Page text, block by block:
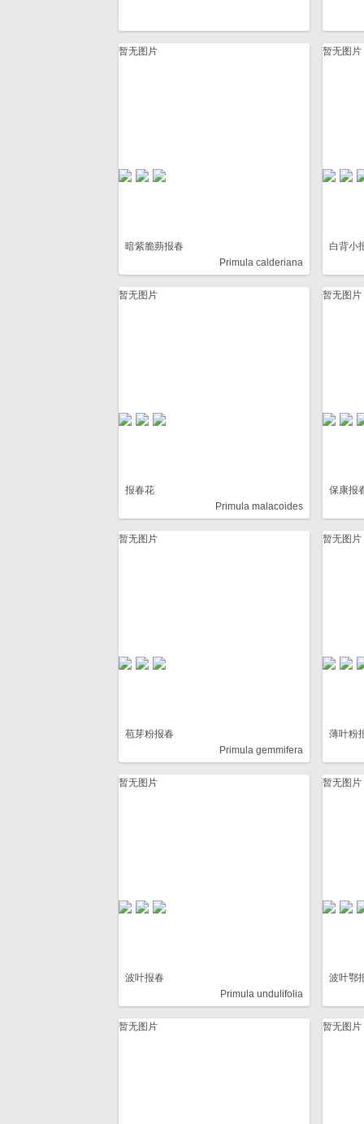
暂无图片
暗紫脆蒴报春
Primula calderiana
暂无图片
白背小
暂无图片
报春花
Primula malacoides
暂无图片
保康报
暂无图片
苞芽粉报春
Primula gemmifera
暂无图片
薄叶粉
暂无图片
波叶报春
Primula undulifolia
暂无图片
波叶鄂
暂无图片 暂无图片